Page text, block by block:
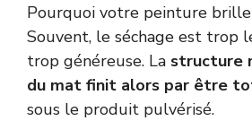
Pourquoi votre peinture
Souvent, le séchage est trop
trop généreuse. La structure
du mat finit alors par être
sous le produit pulvérisé.